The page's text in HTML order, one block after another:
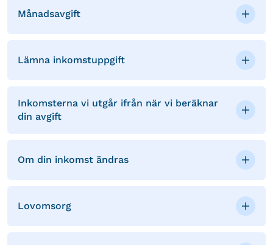
Månadsavgift
Lämna inkomstuppgift
Inkomsterna vi utgår ifrån när vi beräknar
din avgift
Om din inkomst ändras
Lovomsorg